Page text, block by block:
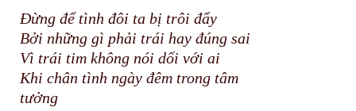
Đừng để tình đôi ta bị trôi đẩy
Bởi những gì phải trái hay đúng sai
Vì trái tim không nói dối với ai
Khi chân tình ngày đêm trong tâm
tưởng